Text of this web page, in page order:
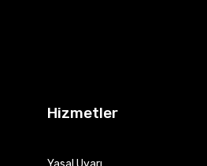
Hizmetler